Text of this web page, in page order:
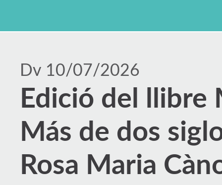
Dv 10/07/2026
Edició del llibre
Más de dos
Rosa Maria